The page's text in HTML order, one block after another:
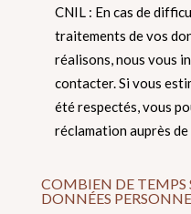
CNIL : En cas de
traitements de vos
réalisons, nous vous
contacter. Si vous
été respectés, vous
réclamation auprès de
COMBIEN DE TEMPS
DONNÉES